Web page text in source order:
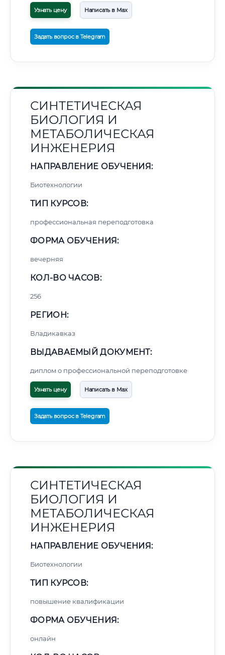
Узнать цену Написать в Max
Задать вопрос в Telegram
СИНТЕТИЧЕСКАЯ
БИОЛОГИЯ И
МЕТАБОЛИЧЕСКАЯ
ИНЖЕНЕРИЯ
НАПРАВЛЕНИЕ ОБУЧЕНИЯ:
Биотехнологии
ТИП КУРСОВ:
профессиональная переподготовка
ФОРМА ОБУЧЕНИЯ:
вечерняя
КОЛ-ВО ЧАСОВ:
256
РЕГИОН:
Владикавказ
ВЫДАВАЕМЫЙ ДОКУМЕНТ:
диплом о профессиональной переподготовке
Узнать цену Написать в Max
Задать вопрос в Telegram
СИНТЕТИЧЕСКАЯ
БИОЛОГИЯ И
МЕТАБОЛИЧЕСКАЯ
ИНЖЕНЕРИЯ
НАПРАВЛЕНИЕ ОБУЧЕНИЯ:
Биотехнологии
ТИП КУРСОВ:
повышение квалификации
ФОРМА ОБУЧЕНИЯ:
онлайн